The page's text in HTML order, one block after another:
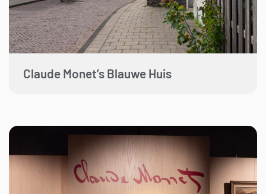
Claude Monet’s Blauwe Huis